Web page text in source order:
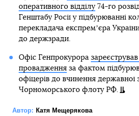
оперативного відділу74-го
Генштабу Росії у підбурюванні
перекладача експремʼєра
до держзради.
Офіс Генпрокурора
провадженняза фактом
офіцерів до вчинення державної
Чорноморського флоту РФ.
Автор: Катя Мещерякова